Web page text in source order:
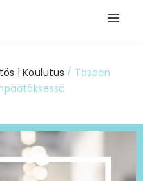
| Koulutus / Taseen